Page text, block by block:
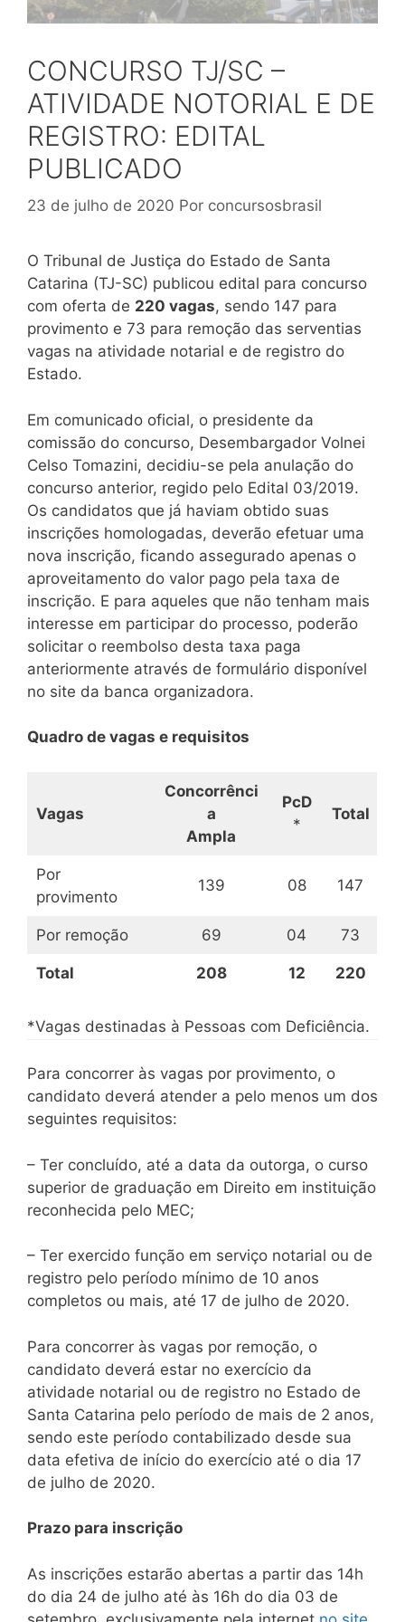
CONCURSO TJ/SC –
ATIVIDADE NOTORIAL E DE
REGISTRO: EDITAL
PUBLICADO
23 de julho de 2020 Por concursosbrasil
O Tribunal de Justiça do Estado de Santa
Catarina (TJ-SC) publicou edital para concurso
com oferta de 220 vagas, sendo 147 para
provimento e 73 para remoção das serventias
vagas na atividade notarial e de registro do
Estado.
Em comunicado oficial, o presidente da
comissão do concurso, Desembargador Volnei
Celso Tomazini, decidiu-se pela anulação do
concurso anterior, regido pelo Edital 03/2019.
Os candidatos que já haviam obtido suas
inscrições homologadas, deverão efetuar uma
nova inscrição, ficando assegurado apenas o
aproveitamento do valor pago pela taxa de
inscrição. E para aqueles que não tenham mais
interesse em participar do processo, poderão
solicitar o reembolso desta taxa paga
anteriormente através de formulário disponível
no site da banca organizadora.
Quadro de vagas e requisitos
Vagas
Concorrênci
a
Ampla
PcD
*
Total
Por
provimento
139 08 147
Por remoção 69 04 73
Total 208 12 220
*Vagas destinadas à Pessoas com Deficiência.
Para concorrer às vagas por provimento, o
candidato deverá atender a pelo menos um dos
seguintes requisitos:
– Ter concluído, até a data da outorga, o curso
superior de graduação em Direito em instituição
reconhecida pelo MEC;
– Ter exercido função em serviço notarial ou de
registro pelo período mínimo de 10 anos
completos ou mais, até 17 de julho de 2020.
Para concorrer às vagas por remoção, o
candidato deverá estar no exercício da
atividade notarial ou de registro no Estado de
Santa Catarina pelo período de mais de 2 anos,
sendo este período contabilizado desde sua
data efetiva de início do exercício até o dia 17
de julho de 2020.
Prazo para inscrição
As inscrições estarão abertas a partir das 14h
do dia 24 de julho até às 16h do dia 03 de